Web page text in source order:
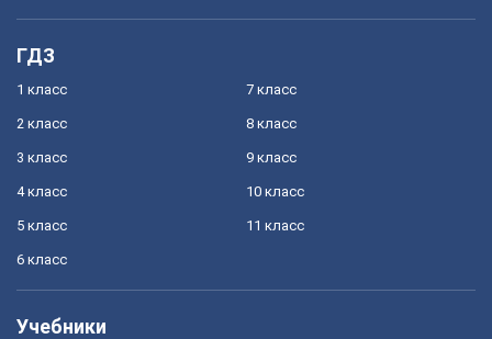
ГДЗ
1 класс
2 класс
3 класс
4 класс
5 класс
6 класс
7 класс
8 класс
9 класс
10 класс
11 класс
Учебники